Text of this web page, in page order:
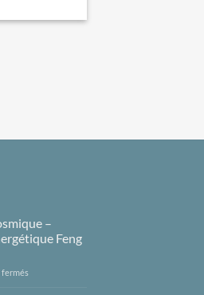
–
Feng
fermés